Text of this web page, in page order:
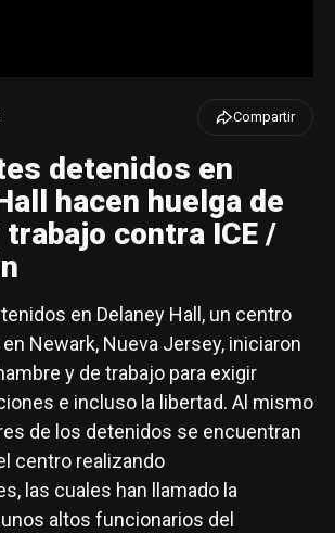
Compartir
detenidos en
hacen huelga de
trabajo contra ICE /
en Delaney Hall, un centro
Newark, Nueva Jersey, iniciaron
y de trabajo para exigir
e incluso la libertad. Al mismo
de los detenidos se encuentran
centro realizando
las cuales han llamado la
altos funcionarios del